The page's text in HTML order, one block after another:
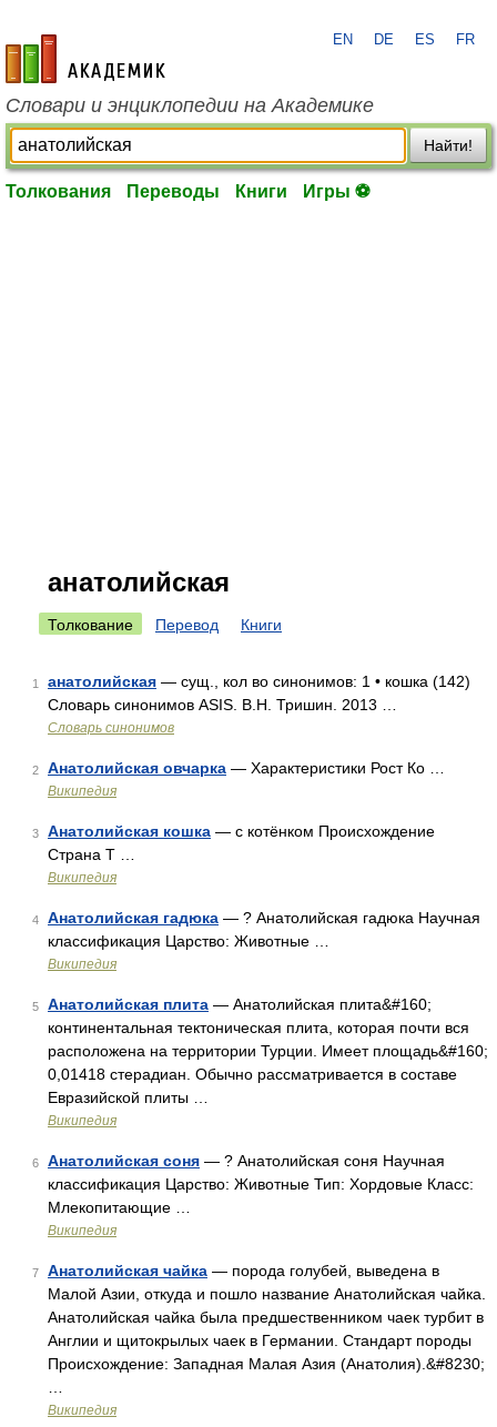
academic.ru
EN DE ES FR
Словари и энциклопедии на Академике
Найти!
Толкования Переводы Книги Игры ⚽
анатолийская
Толкование Перевод Книги
1 анатолийская — сущ., кол во синонимов: 1 • кошка (142)
Словарь синонимов ASIS. В.Н. Тришин. 2013 …
Словарь синонимов
2 Анатолийская овчарка — Характеристики Рост Ко …
Википедия
3 Анатолийская кошка — с котёнком Происхождение
Страна Т …
Википедия
4 Анатолийская гадюка — ? Анатолийская гадюка Научная
классификация Царство: Животные …
Википедия
5 Анатолийская плита — Анатолийская плита&#160;
континентальная тектоническая плита, которая почти вся
расположена на территории Турции. Имеет площадь&#160;
0,01418 стерадиан. Обычно рассматривается в составе
Евразийской плиты …
Википедия
6 Анатолийская соня — ? Анатолийская соня Научная
классификация Царство: Животные Тип: Хордовые Класс:
Млекопитающие …
Википедия
7 Анатолийская чайка — порода голубей, выведена в
Малой Азии, откуда и пошло название Анатолийская чайка.
Анатолийская чайка была предшественником чаек турбит в
Англии и щитокрылых чаек в Германии. Стандарт породы
Происхождение: Западная Малая Азия (Анатолия).&#8230;
Википедия